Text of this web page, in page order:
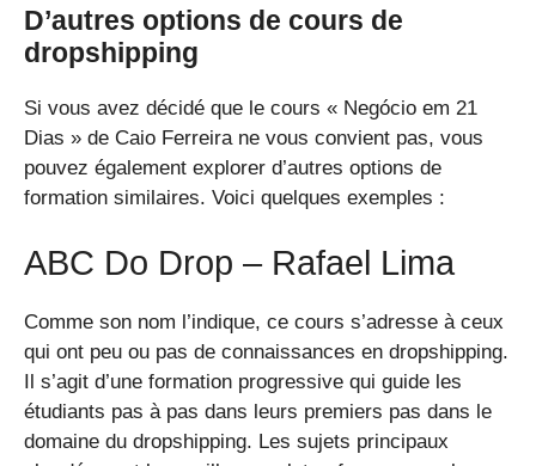
D’autres options de cours de
dropshipping
Si vous avez décidé que le cours « Negócio em 21
Dias » de Caio Ferreira ne vous convient pas, vous
pouvez également explorer d’autres options de
formation similaires. Voici quelques exemples :
ABC Do Drop – Rafael Lima
Comme son nom l’indique, ce cours s’adresse à ceux
qui ont peu ou pas de connaissances en dropshipping.
Il s’agit d’une formation progressive qui guide les
étudiants pas à pas dans leurs premiers pas dans le
domaine du dropshipping. Les sujets principaux